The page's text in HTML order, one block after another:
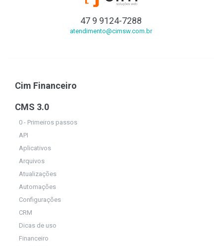
47 9 9124-7288
atendimento@cimsw.com.br
Cim Financeiro
CMS 3.0
0 - Primeiros passos
API
Aplicativos
Arquivos
Atualizações
Automações
Configurações
CRM
Dicas de uso
Financeiro